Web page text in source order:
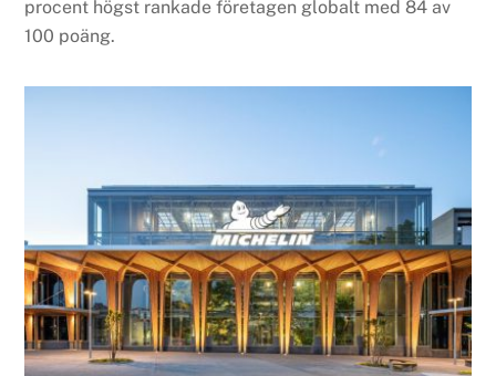
procent högst rankade företagen globalt med 84 av
100 poäng.